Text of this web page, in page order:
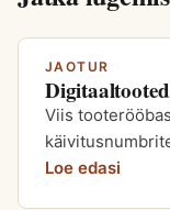
JAOTUR
Viis
Loe edasi